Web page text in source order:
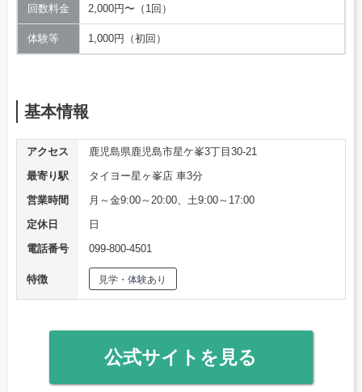
回数料金 2,000円〜（1回）
体験等 1,000円（初回）
基本情報
アクセス
鹿児島県鹿児島市星ケ峯3丁目30-21
最寄り駅
タイヨー星ヶ峯店 車3分
営業時間
月～金9:00～20:00、土9:00～17:00
定休日
日
電話番号
099-800-4501
特徴 見学・体験あり
公式サイトを見る